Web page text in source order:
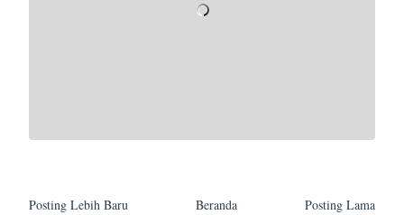
Posting Lebih Baru Posting Lama
Beranda